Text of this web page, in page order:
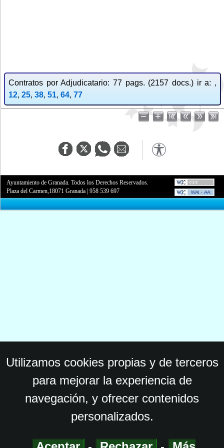
Contratos por Adjudicatario: 77 pags. (2157 docs.) ir a: ,
12, 25, 38, 51, 64, 77
Ayuntamiento de Granada. Todos los Derechos Reservados.
Plaza del Carmen,18071 Granada |958 539 697
Utilizamos cookies propias y de terceros
para mejorar la experiencia de
navegación, y ofrecer contenidos
personalizados.